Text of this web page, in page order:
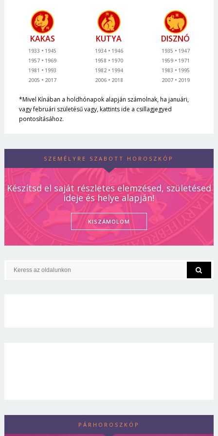
KAKAS
1933
1945
1957
1969
1981
1993
2005
2017
KUTYA
1934
1946
1958
1970
1982
1994
2006
2018
DISZNÓ
1935
1947
1959
1971
1983
1995
2007
2019
*Mivel Kínában a holdhónapok alapján számolnak, ha januári,
vagy februári születésű vagy, kattints ide a csillagjegyed
pontosításához.
SZEMÉLYRE SZABOTT HOROSZKÓP
Készítsd el saját részletes elemzésed, születésed
ideje és helye alapján!
KISZÁMOLOM
PÁRHOROSZKÓP